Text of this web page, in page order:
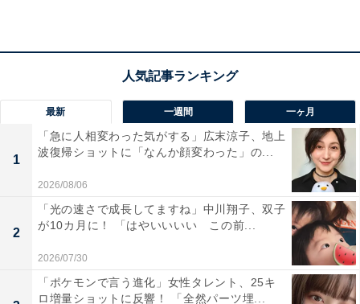
最新 一週間 一ヶ月
1
「急に人相変わった気がする」広末涼子、地上
波復帰ショットに「なんか顔変わった」の...
2026/08/06
2
「光の速さで成長してますね」中川翔子、双子
が10カ月に！ 「はやいいいい この前...
2026/07/30
「ポケモンで言う進化」女性タレント、25キ
ロ増量ショットに反響！ 「全然パーツ埋...